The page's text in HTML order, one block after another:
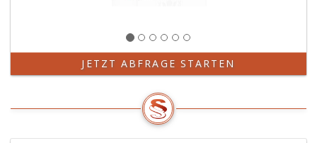
JETZT ABFRAGE STARTEN